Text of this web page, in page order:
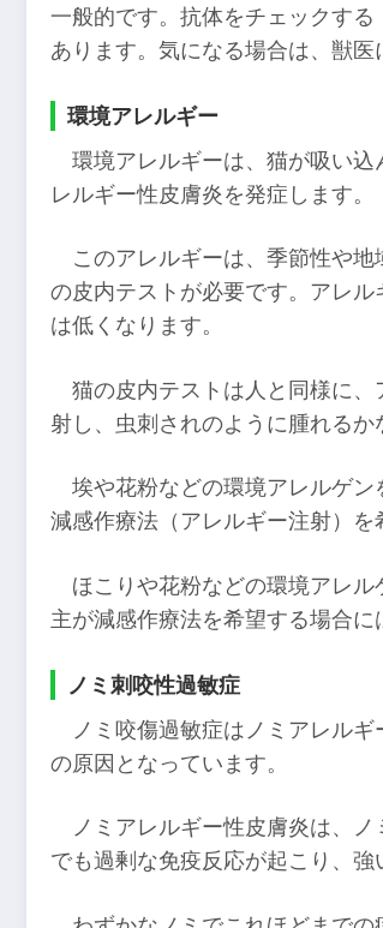
一般的です。抗体をチェックす
あります。気になる場合は、獣医
環境アレルギー
環境アレルギーは、猫が吸い
レルギー性皮膚炎を発症します。
このアレルギーは、季節性や
の皮内テストが必要です。アレ
は低くなります。
猫の皮内テストは人と同様に
射し、虫刺されのように腫れるか
埃や花粉などの環境アレルゲ
減感作療法（アレルギー注射）を
ほこりや花粉などの環境アレ
主が減感作療法を希望する場合に
ノミ刺咬性過敏症
ノミ咬傷過敏症はノミアレル
の原因となっています。
ノミアレルギー性皮膚炎は、
でも過剰な免疫反応が起こり、強